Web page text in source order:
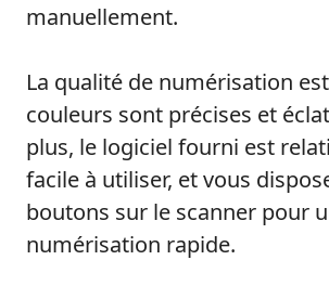
manuellement.
La qualité de numérisation
couleurs sont précises et
plus, le logiciel fourni est
facile à utiliser, et vous
boutons sur le scanner pour
numérisation rapide.